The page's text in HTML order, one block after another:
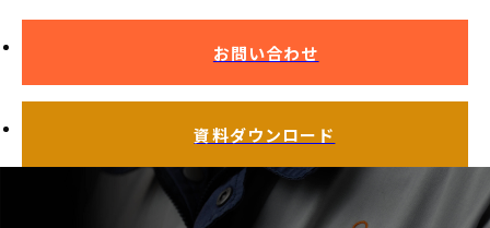
お問い合わせ
資料ダウンロード